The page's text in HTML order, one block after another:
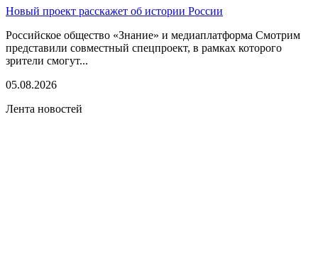
Новый проект расскажет об истории России
Российское общество «Знание» и медиаплатформа Смотрим
представили совместный спецпроект, в рамках которого
зрители смогут...
05.08.2026
Лента новостей